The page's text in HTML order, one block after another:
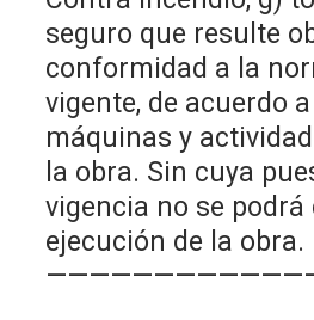
seguro que resulte
conformidad a la
vigente, de acuerdo
máquinas y
la obra. Sin cuya
vigencia no se
ejecución de la obra.